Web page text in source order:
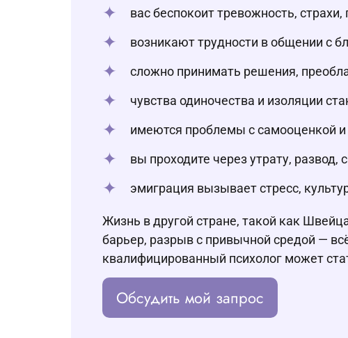
вас беспокоит тревожность, страхи,
возникают трудности в общении с
сложно принимать решения,
чувства одиночества и изоляции
имеются проблемы с самооценкой
вы проходите через утрату,
эмиграция вызывает стресс,
Жизнь в другой стране, такой как
барьер, разрыв с привычной средой —
квалифицированный психолог может
Обсудить мой запрос